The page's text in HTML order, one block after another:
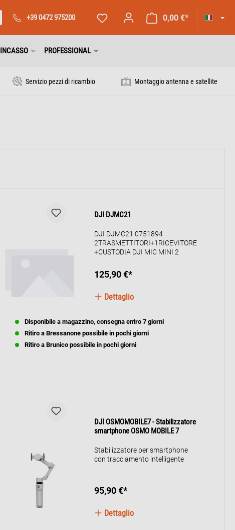
+39 0472 975200 0,00 €*
INCASSO PROFESSIONAL
Servizio pezzi di ricambio Montaggio antenna e satellite
DJI DJMC21
DJI DJMC21 0751894
2TRASMETTITORI+1RICEVITORE
+CUSTODIA DJI MIC MINI 2
125,90 €*
Dettaglio
Disponibile a magazzino, consegna entro 7 giorni
Ritiro a Bressanone possibile in pochi giorni
Ritiro a Brunico possibile in pochi giorni
DJI OSMOMOBILE7 - Stabilizzatore
smartphone OSMO MOBILE 7
Stabilizzatore per smartphone
con tracciamento intelligente
95,90 €*
Dettaglio